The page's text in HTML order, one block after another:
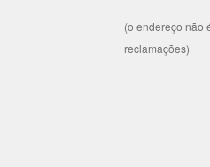
(o endereço não
reclamações)